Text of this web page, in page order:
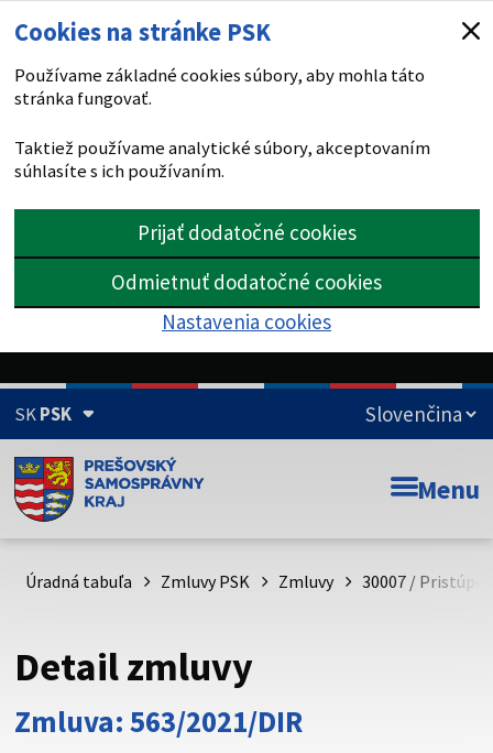
Cookies na stránke PSK
Používame základné cookies súbory, aby mohla táto
stránka fungovať.
Taktiež používame analytické súbory, akceptovaním
súhlasíte s ich používaním.
Prijať dodatočné cookies
Odmietnuť dodatočné cookies
Nastavenia cookies
SKPSK
Doména psk.sk je oficiálna
Toto je oficiálna webová stránka Prešovského
psk.sk.
Buďte pozorní a vždy sa uistite, že zdieľate informácie iba
cez zabezpečenú webovú stránku. Zabezpečená stránka
vždy začína https:// pred názvom domény webového sídla.
Menu
Úradná tabuľa Zmluvy PSK Zmluvy 30007 /
Detail zmluvy
Zmluva: 563/2021/DIR